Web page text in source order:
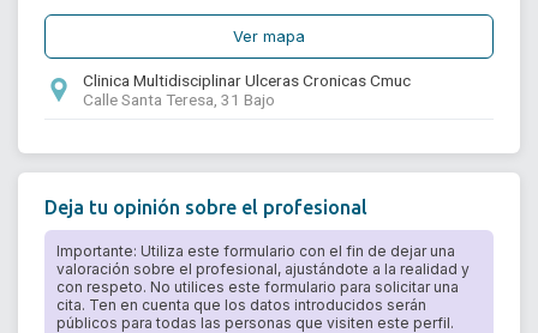
Ver mapa
Clinica Multidisciplinar Ulceras Cronicas Cmuc
Calle Santa Teresa, 31 Bajo
Deja tu opinión sobre el profesional
Importante: Utiliza este formulario con el fin de dejar una
valoración sobre el profesional, ajustándote a la realidad y
con respeto. No utilices este formulario para solicitar una
cita. Ten en cuenta que los datos introducidos serán
públicos para todas las personas que visiten este perfil.